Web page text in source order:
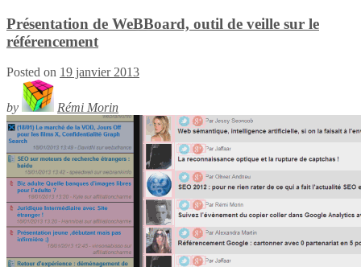
Présentation de WeBBoard, outil de veille sur le
référencement
Posted on 19 janvier 2013
by Rémi Morin